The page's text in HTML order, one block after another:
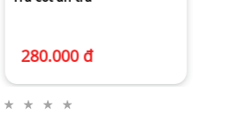
280.000 đ